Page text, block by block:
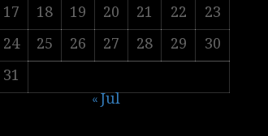
17
18 19 20 21 22
23
24
25 26 27 28 29
30
31
« Jul